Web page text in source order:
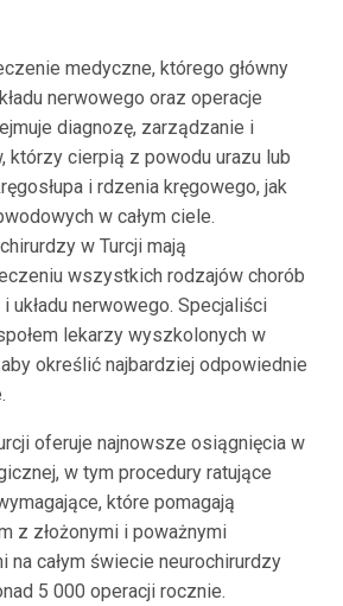
medyczne, którego główny
nerwowego oraz operacje
diagnozę, zarządzanie i
którzy cierpią z powodu urazu lub
i rdzenia kręgowego, jak
w całym ciele.
w Turcji mają
wszystkich rodzajów chorób
układu nerwowego. Specjaliści
lekarzy wyszkolonych w
określić najbardziej odpowiednie
oferuje najnowsze osiągnięcia w
w tym procedury ratujące
które pomagają
z złożonymi i poważnymi
na całym świecie neurochirurdzy
5 000 operacji rocznie.